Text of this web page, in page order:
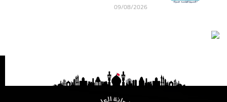
09/08/2026